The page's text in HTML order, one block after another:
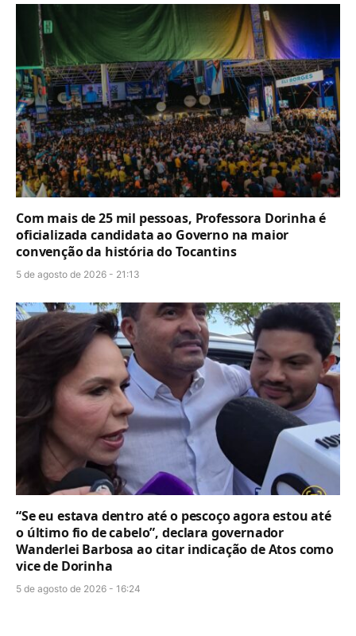
Com mais de 25 mil pessoas, Professora Dorinha é
oficializada candidata ao Governo na maior
convenção da história do Tocantins
5 de agosto de 2026 - 21:13
“Se eu estava dentro até o pescoço agora estou até
o último fio de cabelo”, declara governador
Wanderlei Barbosa ao citar indicação de Atos como
vice de Dorinha
5 de agosto de 2026 - 16:24